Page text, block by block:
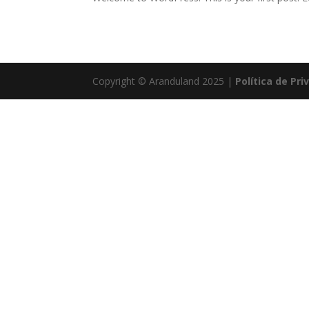
Copyright © Aranduland 2025 | Política de